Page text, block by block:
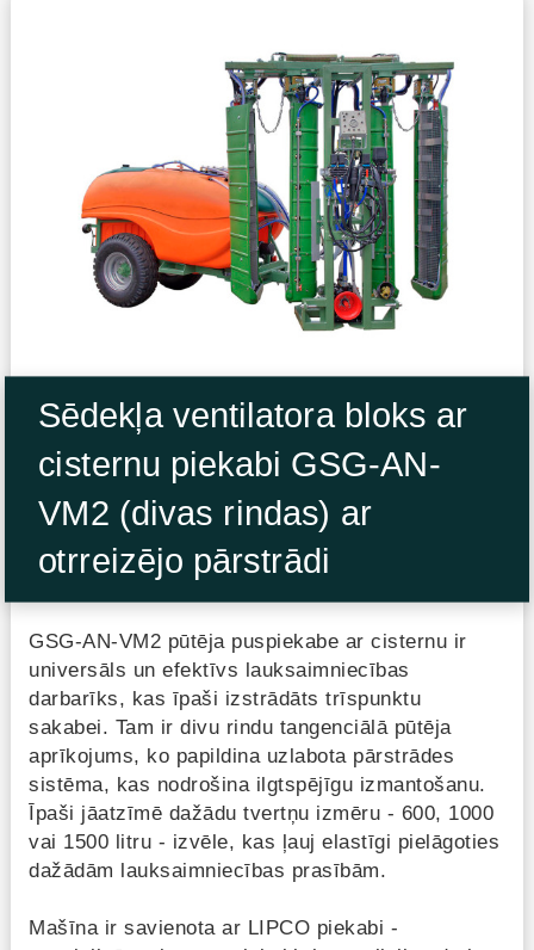
Sēdekļa ventilatora bloks ar
cisternu piekabi GSG-AN-
VM2 (divas rindas) ar
otrreizējo pārstrādi
GSG-AN-VM2 pūtēja puspiekabe ar cisternu ir
universāls un efektīvs lauksaimniecības
darbarīks, kas īpaši izstrādāts trīspunktu
sakabei. Tam ir divu rindu tangenciālā pūtēja
aprīkojums, ko papildina uzlabota pārstrādes
sistēma, kas nodrošina ilgtspējīgu izmantošanu.
Īpaši jāatzīmē dažādu tvertņu izmēru - 600, 1000
vai 1500 litru - izvēle, kas ļauj elastīgi pielāgoties
dažādām lauksaimniecības prasībām.
Mašīna ir savienota ar LIPCO piekabi -